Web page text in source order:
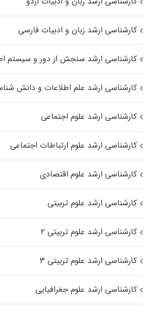
کارشناسی ارشد زبان و ادبیات فارسی
کارشناسی ارشد سنجش از دور و سیستم
کارشناسی ارشد علم اطلاعات و دانش
کارشناسی ارشد علوم اجتماعی
کارشناسی ارشد علوم ارتباطات اجتماعی
کارشناسی ارشد علوم اقتصادی
کارشناسی ارشد علوم تربیتی
کارشناسی ارشد علوم تربیتی ۲
کارشناسی ارشد علوم تربیتی ۳
کارشناسی ارشد علوم جغرافیایی